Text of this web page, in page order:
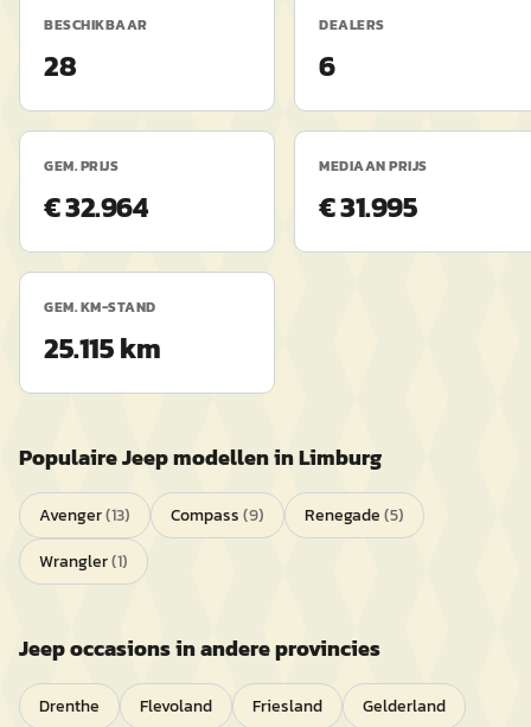
BESCHIKBAAR
28
DEALERS
6
GEM. PRIJS
€ 32.964
MEDIAAN PRIJS
€ 31.995
GEM. KM-STAND
25.115 km
PopulaireJeepmodellen inLimburg
Avenger(13) Compass(9) Renegade(5)
Wrangler(1)
Jeepoccasions in andere provincies
Drenthe Flevoland Friesland
Gelderland